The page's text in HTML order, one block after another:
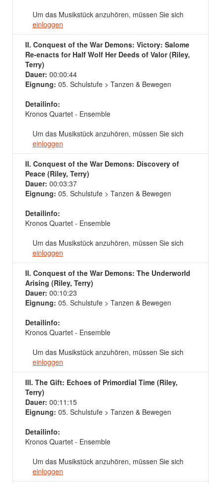
Um das Musikstück anzuhören, müssen Sie sich
einloggen
II. Conquest of the War Demons: Victory: Salome
Re-enacts for Half Wolf Her Deeds of Valor (Riley,
Terry)
Dauer: 00:00:44
Eignung: 05. Schulstufe > Tanzen & Bewegen
Detailinfo:
Kronos Quartet - Ensemble
Um das Musikstück anzuhören, müssen Sie sich
einloggen
II. Conquest of the War Demons: Discovery of
Peace (Riley, Terry)
Dauer: 00:03:37
Eignung: 05. Schulstufe > Tanzen & Bewegen
Detailinfo:
Kronos Quartet - Ensemble
Um das Musikstück anzuhören, müssen Sie sich
einloggen
II. Conquest of the War Demons: The Underworld
Arising (Riley, Terry)
Dauer: 00:10:23
Eignung: 05. Schulstufe > Tanzen & Bewegen
Detailinfo:
Kronos Quartet - Ensemble
Um das Musikstück anzuhören, müssen Sie sich
einloggen
III. The Gift: Echoes of Primordial Time (Riley,
Terry)
Dauer: 00:11:15
Eignung: 05. Schulstufe > Tanzen & Bewegen
Detailinfo:
Kronos Quartet - Ensemble
Um das Musikstück anzuhören, müssen Sie sich
einloggen